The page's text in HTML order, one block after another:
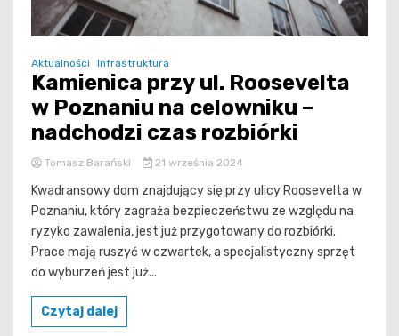
Aktualności Infrastruktura
Kamienica przy ul. Roosevelta
w Poznaniu na celowniku –
nadchodzi czas rozbiórki
Tomasz Barański 21 września 2024
Kwadransowy dom znajdujący się przy ulicy Roosevelta w
Poznaniu, który zagraża bezpieczeństwu ze względu na
ryzyko zawalenia, jest już przygotowany do rozbiórki.
Prace mają ruszyć w czwartek, a specjalistyczny sprzęt
do wyburzeń jest już...
Czytaj dalej